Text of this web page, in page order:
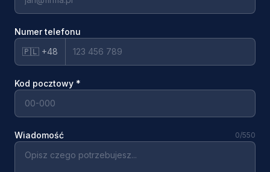
Numer telefonu
🇵🇱 +48
Kod pocztowy *
Wiadomość 0/550